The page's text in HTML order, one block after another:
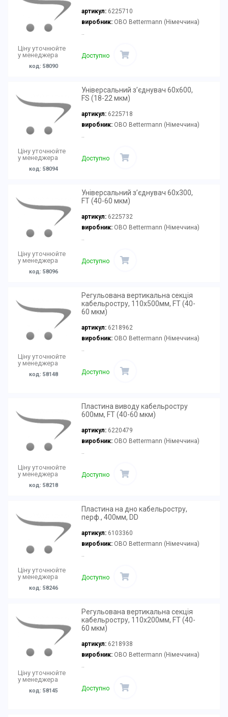
Ціну уточнюйте
у менеджера
код: 58090
артикул: 6225710
виробник:OBO Bettermann (Німеччина)
..
Доступно
Ціну уточнюйте
у менеджера
код: 58094
Універсальний з’єднувач 60x600,
FS (18-22 мкм)
артикул: 6225718
виробник:OBO Bettermann (Німеччина)
..
Доступно
Ціну уточнюйте
у менеджера
код: 58096
Універсальний з’єднувач 60x300,
FT (40-60 мкм)
артикул: 6225732
виробник:OBO Bettermann (Німеччина)
..
Доступно
Ціну уточнюйте
у менеджера
код: 58148
Регульована вертикальна секція
кабельростру, 110х500мм, FT (40-
60 мкм)
артикул: 6218962
виробник:OBO Bettermann (Німеччина)
..
Доступно
Ціну уточнюйте
у менеджера
код: 58218
Пластина виводу кабельростру
600мм, FT (40-60 мкм)
артикул: 6220479
виробник:OBO Bettermann (Німеччина)
..
Доступно
Ціну уточнюйте
у менеджера
код: 58246
Пластина на дно кабельростру,
перф., 400мм, DD
артикул: 6103360
виробник:OBO Bettermann (Німеччина)
..
Доступно
Ціну уточнюйте
у менеджера
код: 58145
Регульована вертикальна секція
кабельростру, 110х200мм, FT (40-
60 мкм)
артикул: 6218938
виробник:OBO Bettermann (Німеччина)
..
Доступно